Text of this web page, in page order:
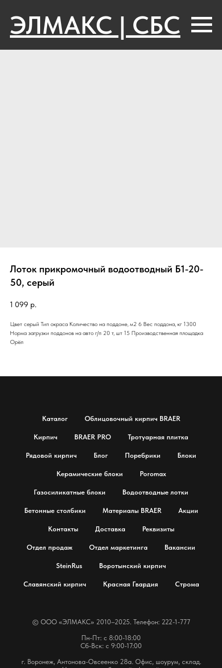
ЭЛМАКС | СБС
Лоток прикромочный водоотводный Б1-20-
50, серый
1 099 р.
Цвет серый Тип окраса Количество на поддоне, м2 6 Вес поддона, кг 1300
Норма загрузки поддонов на авто г/п 20 т, шт 15 Производственная площадка
Орёл
Каталог Облицовочный кирпич BRAER
Кирпич BRAER PRO Тротуарная плитка
Рядовой кирпич Блог Поребрики Блоки
Керамические блоки Poromax
Газосиликатные блоки Водоотводные лотки
Бетонные столбики Материалы BRAER Акции
Контакты Доставка Реквизиты
Отдел продаж Отдел маркетинга Вакансии
SteinRus Воротынский кирпич
Славянский кирпич Красная Гвардия Строма
© OOO «ЭЛМАКС» 2010–2025. Телефон: 222-1-777
Пн-Пт: с 8:00-18:00
Сб-Вск: с 9:00-17:00
г. Воронеж, Антонова-Овсеенко 28а. Офис, шоурум, склад.